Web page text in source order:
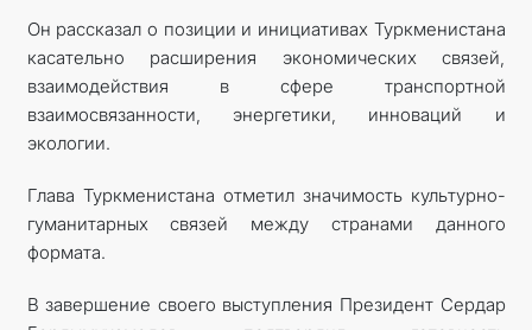
Он рассказал о позиции и инициативах Туркменистана
касательно расширения экономических связей,
взаимодействия в сфере транспортной
взаимосвязанности, энергетики, инноваций и
экологии.
Глава Туркменистана отметил значимость культурно-
гуманитарных связей между странами данного
формата.
В завершение своего выступления Президент Сердар